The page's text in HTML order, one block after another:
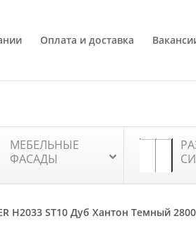
Оплата и доставка
МЕБЕЛЬНЫЕ
ФАСАДЫ
H2033 ST10 Дуб Хантон Темный